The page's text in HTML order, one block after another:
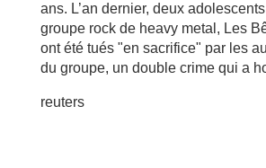
ans. L’an dernier, deux
groupe rock de heavy metal, Les
ont été tués "en sacrifice" par les
du groupe, un double crime qui a
reuters